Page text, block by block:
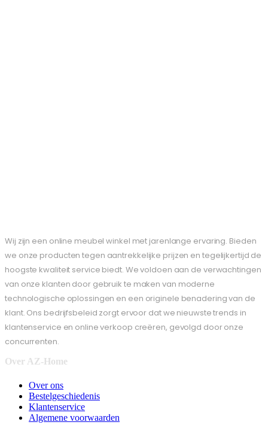
Wij zijn een online meubel winkel met jarenlange ervaring. Bieden
we onze producten tegen aantrekkelijke prijzen en tegelijkertijd de
hoogste kwaliteit service biedt. We voldoen aan de verwachtingen
van onze klanten door gebruik te maken van moderne
technologische oplossingen en een originele benadering van de
klant. Ons bedrijfsbeleid zorgt ervoor dat we nieuwste trends in
klantenservice en online verkoop creëren, gevolgd door onze
concurrenten.
Over AZ-Home
Over ons
Bestelgeschiedenis
Klantenservice
Algemene voorwaarden